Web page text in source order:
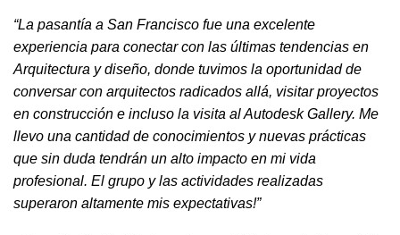
“La pasantía a San Francisco fue una excelente
experiencia para conectar con las últimas tendencias en
Arquitectura y diseño, donde tuvimos la oportunidad de
conversar con arquitectos radicados allá, visitar proyectos
en construcción e incluso la visita al Autodesk Gallery. Me
llevo una cantidad de conocimientos y nuevas prácticas
que sin duda tendrán un alto impacto en mi vida
profesional. El grupo y las actividades realizadas
superaron altamente mis expectativas!”